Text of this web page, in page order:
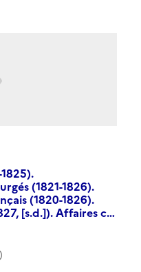
(1821-1826).
(1820-1826).
[s.d.]). Affaires c…